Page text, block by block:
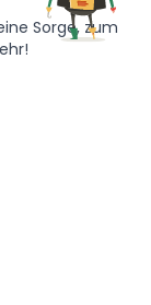
Sorge, zum